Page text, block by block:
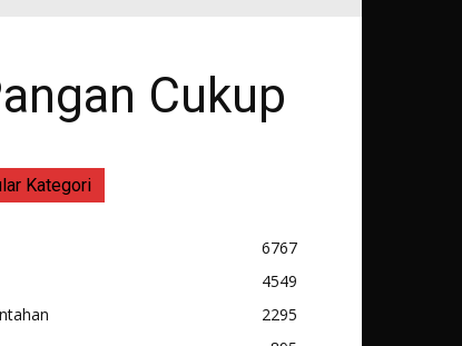
Cukup
Kategori
6767
4549
2295